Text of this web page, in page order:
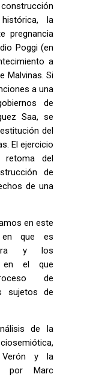
la
pregnancia
Poggi (en
a
Malvinas. Si
a una
de
Saa, se
del
El ejercicio
del
de
de una
en este
que es
y los
en el que
de
sujetos de
de la
Verón y la
por Marc